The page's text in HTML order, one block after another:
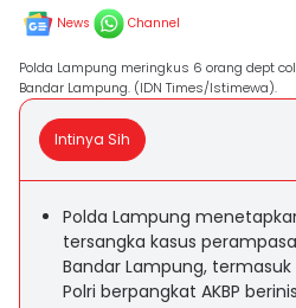
News Channel
Polda Lampung meringkus 6 orang dept
Bandar Lampung. (IDN Times/Istimewa).
Intinya Sih
Polda Lampung
tersangka kasus
Bandar Lampung,
Polri berpangkat AKBP